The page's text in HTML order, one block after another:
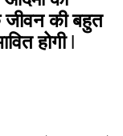
जीवन की बहुत
होगी ǀ